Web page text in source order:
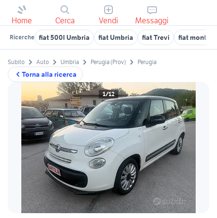
Home Cerca Vendi Messaggi
Ricerche fiat 500l Umbria fiat Umbria fiat Trevi fiat
Torna alla ricerca
Subito Auto Umbria Perugia (Prov) Perugia
1/12